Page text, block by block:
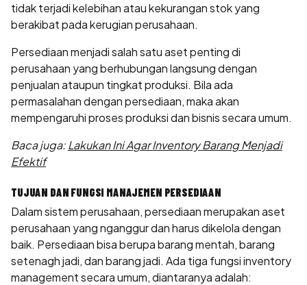
tidak terjadi kelebihan atau kekurangan stok yang
berakibat pada kerugian perusahaan.
Persediaan menjadi salah satu aset penting di
perusahaan yang berhubungan langsung dengan
penjualan ataupun tingkat produksi. Bila ada
permasalahan dengan persediaan, maka akan
mempengaruhi proses produksi dan bisnis secara umum.
Baca juga:Lakukan Ini Agar Inventory Barang Menjadi
Efektif
TUJUAN DAN FUNGSI MANAJEMEN PERSEDIAAN
Dalam sistem perusahaan, persediaan merupakan aset
perusahaan yang nganggur dan harus dikelola dengan
baik. Persediaan bisa berupa barang mentah, barang
setenagh jadi, dan barang jadi. Ada tiga fungsi inventory
management secara umum, diantaranya adalah: